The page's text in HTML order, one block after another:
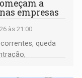
a
empresas
às 21:00
queda